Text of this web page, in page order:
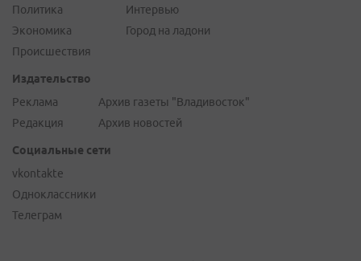
Политика
Экономика
Происшествия
Интервью
Город на ладони
Издательство
Реклама
Редакция
Архив газеты "Владивосток"
Архив новостей
Социальные сети
vkontakte
Одноклассники
Телеграм